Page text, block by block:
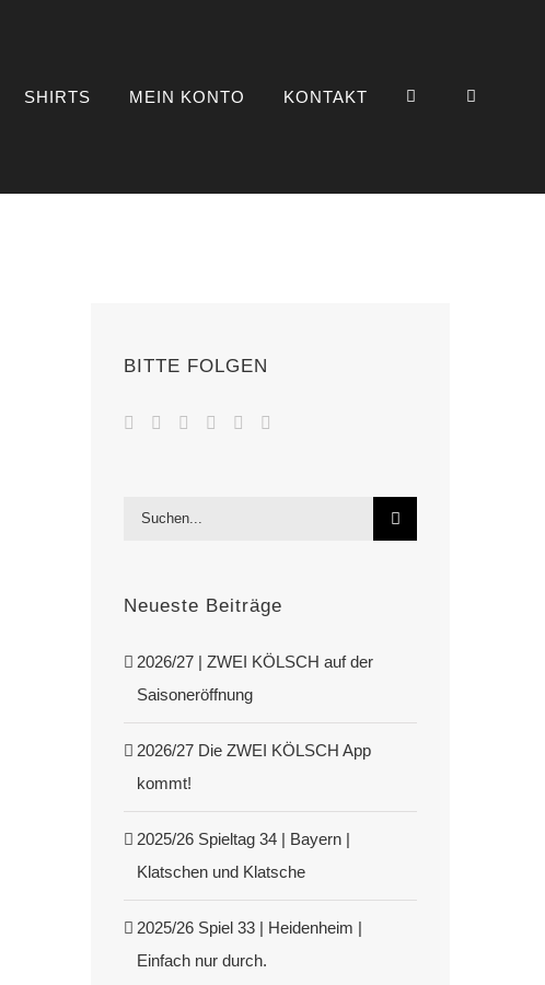
SHIRTS MEIN KONTO KONTAKT
BITTE FOLGEN
Suche
Neueste Beiträge
2026/27 | ZWEI KÖLSCH auf der
Saisoneröffnung
2026/27 Die ZWEI KÖLSCH App
kommt!
2025/26 Spieltag 34 | Bayern |
Klatschen und Klatsche
2025/26 Spiel 33 | Heidenheim |
Einfach nur durch.